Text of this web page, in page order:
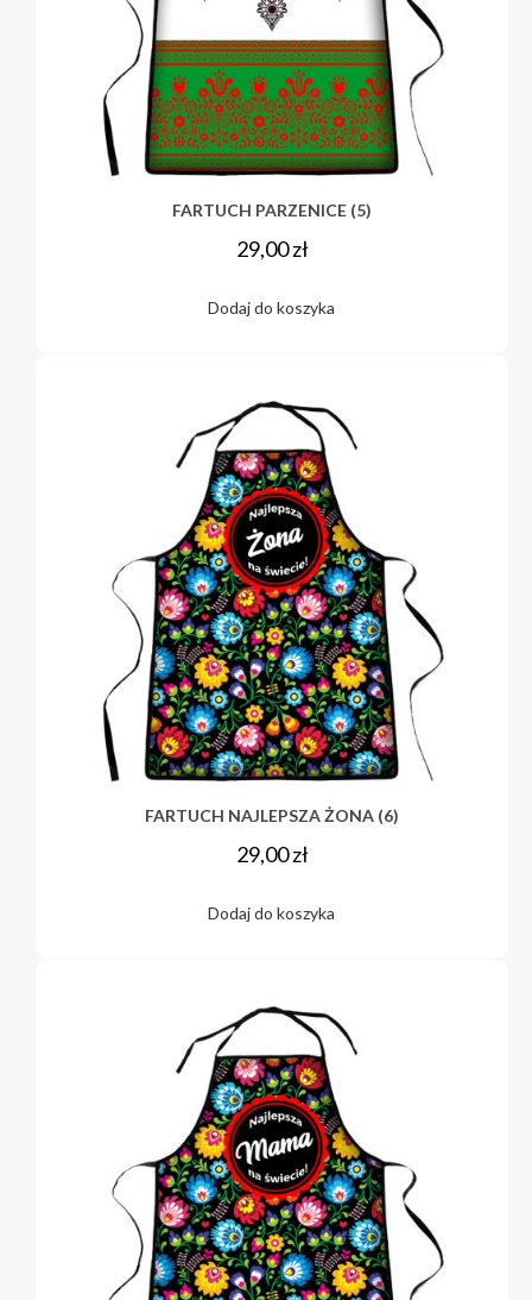
FARTUCH PARZENICE (5)
29,00zł
Dodaj do koszyka
FARTUCH NAJLEPSZA ŻONA (6)
29,00zł
Dodaj do koszyka